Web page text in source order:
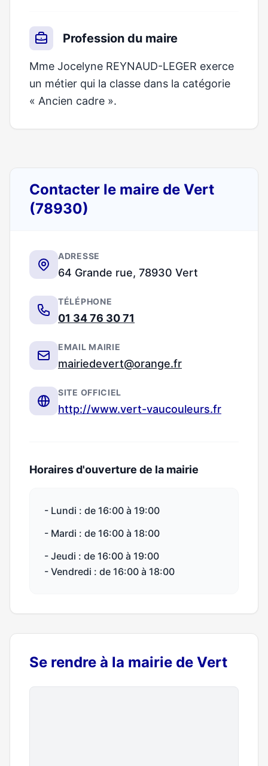
Profession du maire
Mme Jocelyne REYNAUD-LEGER exerce
un métier qui la classe dans la catégorie
« Ancien cadre ».
Contacter le maire de Vert
(78930)
ADRESSE
64 Grande rue, 78930 Vert
TÉLÉPHONE
01 34 76 30 71
EMAIL MAIRIE
mairiedevert@orange.fr
SITE OFFICIEL
http://www.vert-vaucouleurs.fr
Horaires d'ouverture de la mairie
- Lundi : de 16:00 à 19:00
- Mardi : de 16:00 à 18:00
- Jeudi : de 16:00 à 19:00
- Vendredi : de 16:00 à 18:00
Se rendre à la mairie de Vert